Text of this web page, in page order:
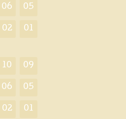
06 05
02 01
10 09
06 05
02 01